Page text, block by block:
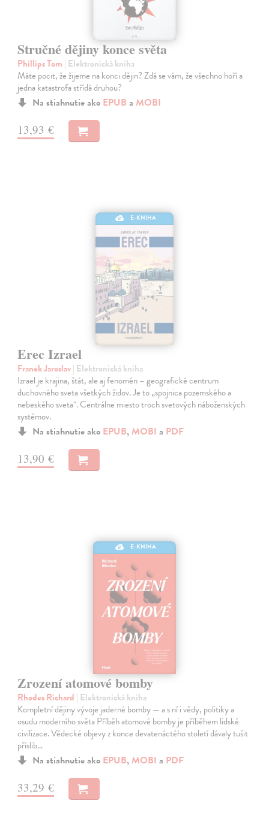
Stručné dějiny konce světa
Phillips Tom | Elektronická kniha
Máte pocit, že žijeme na konci dějin? Zdá se vám, že všechno hoří a
jedna katastrofa střídá druhou?
Na stiahnutie ako EPUB a MOBI
13,93 €
E-KNIHA
Erec Izrael
Franek Jaroslav| Elektronická kniha
Izrael je krajina, štát, ale aj fenomén – geografické centrum
duchovného sveta všetkých židov. Je to „spojnica pozemského a
nebeského sveta“. Centrálne miesto troch svetových náboženských
systémov.
Na stiahnutie ako EPUB, MOBI a PDF
13,90 €
E-KNIHA
Zrození atomové bomby
Rhodes Richard | Elektronická kniha
Kompletní dějiny vývoje jaderné bomby — a s ní i vědy, politiky a
osudu moderního světa Příběh atomové bomby je příběhem lidské
civilizace. Vědecké objevy z konce devatenáctého století dávaly tušit
příslib…
Na stiahnutie ako EPUB, MOBI a PDF
33,29 €